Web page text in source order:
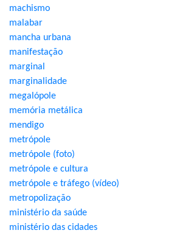
machismo
malabar
mancha urbana
manifestação
marginal
marginalidade
megalópole
memória metálica
mendigo
metrópole
metrópole (foto)
metrópole e cultura
metrópole e tráfego (vídeo)
metropolização
ministério da saúde
ministério das cidades